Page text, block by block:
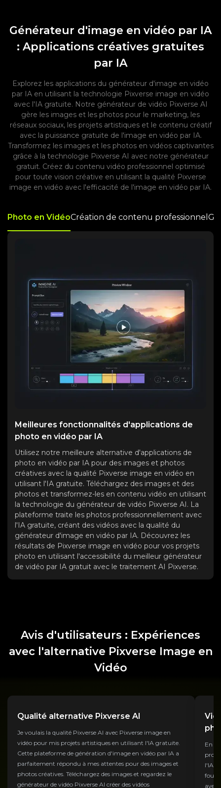
Générateur d'image en vidéo par IA
: Applications créatives gratuites
par IA
Explorez les applications du générateur d'image en vidéo
par IA en utilisant la technologie Pixverse image en vidéo
avec l'IA gratuite. Notre générateur de vidéo Pixverse AI
gère les images et les photos pour le marketing, les
réseaux sociaux, les projets artistiques et le contenu créatif
avec la puissance gratuite de l'image en vidéo par IA.
Transformez les images et les photos en vidéos captivantes
grâce à la technologie Pixverse AI avec notre générateur
gratuit. Créez du contenu vidéo professionnel optimisé
pour toute vision créative en utilisant la qualité Pixverse
image en vidéo avec l'efficacité de l'image en vidéo par IA.
Photo en VidéoCréation de contenu professionnel
Meilleures fonctionnalités d'applications de
photo en vidéo par IA
Utilisez notre meilleure alternative d'applications de
photo en vidéo par IA pour des images et photos
créatives avec la qualité Pixverse image en vidéo en
utilisant l'IA gratuite. Téléchargez des images et des
photos et transformez-les en contenu vidéo en utilisant
la technologie du générateur de vidéo Pixverse AI. La
plateforme traite les photos professionnellement avec
l'IA gratuite, créant des vidéos avec la qualité du
générateur d'image en vidéo par IA. Découvrez les
résultats de Pixverse image en vidéo pour vos projets
photo en utilisant l'accessibilité du meilleur générateur
de vidéo par IA gratuit avec le traitement AI Pixverse.
Avis d'utilisateurs : Expériences
avec l'alternative Pixverse Image en
Vidéo
Qualité alternative Pixverse AI
Je voulais la qualité Pixverse AI avec Pixverse image en
vidéo pour mis projets artistiques en utilisant l'IA gratuite.
Cette plateforme de génération d'image en vidéo par IA a
parfaitement répondu à mes attentes pour des images et
photos créatives. Téléchargez des images et regardez le
générateur de vidéo Pixverse AI créer des vidéos
En
l'IA
avec